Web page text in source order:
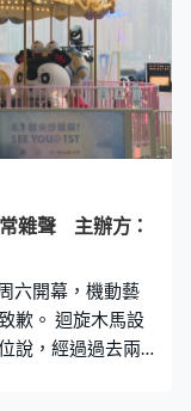
科頓，誰看到菲
喜歡門將當拿隆
來香港真的很
技，有球迷表示
點點，但是看整
是差一點點，但
息，都明白他來
主帥的馬利斯卡
卡：「我很榮幸
，每
雜聲 主辦方：
六開幕，機動藝
歉。 迴旋木馬設
說，經過過去兩